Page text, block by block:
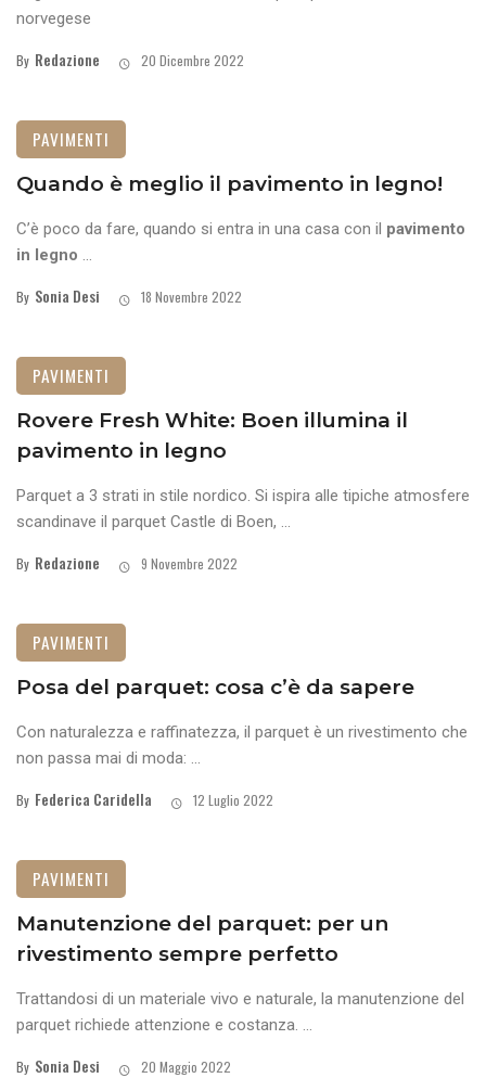
norvegese
By Redazione 20 Dicembre 2022
PAVIMENTI
Quando è meglio il pavimento in legno!
C’è poco da fare, quando si entra in una casa con il pavimento
in legno ...
By Sonia Desi 18 Novembre 2022
PAVIMENTI
Rovere Fresh White: Boen illumina il
pavimento in legno
Parquet a 3 strati in stile nordico. Si ispira alle tipiche atmosfere
scandinave il parquet Castle di Boen, ...
By Redazione 9 Novembre 2022
PAVIMENTI
Posa del parquet: cosa c’è da sapere
Con naturalezza e raffinatezza, il parquet è un rivestimento che
non passa mai di moda: ...
By Federica Caridella 12 Luglio 2022
PAVIMENTI
Manutenzione del parquet: per un
rivestimento sempre perfetto
Trattandosi di un materiale vivo e naturale, la manutenzione del
parquet richiede attenzione e costanza. ...
By Sonia Desi 20 Maggio 2022